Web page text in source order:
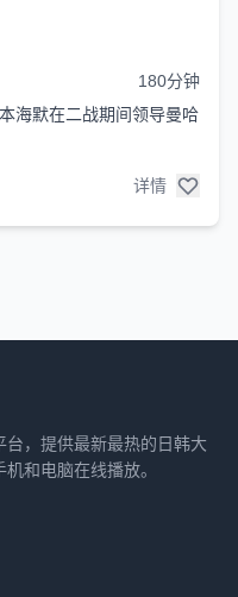
180分钟
海默在二战期间领导曼哈
详情
，提供最新最热的日韩大
和电脑在线播放。